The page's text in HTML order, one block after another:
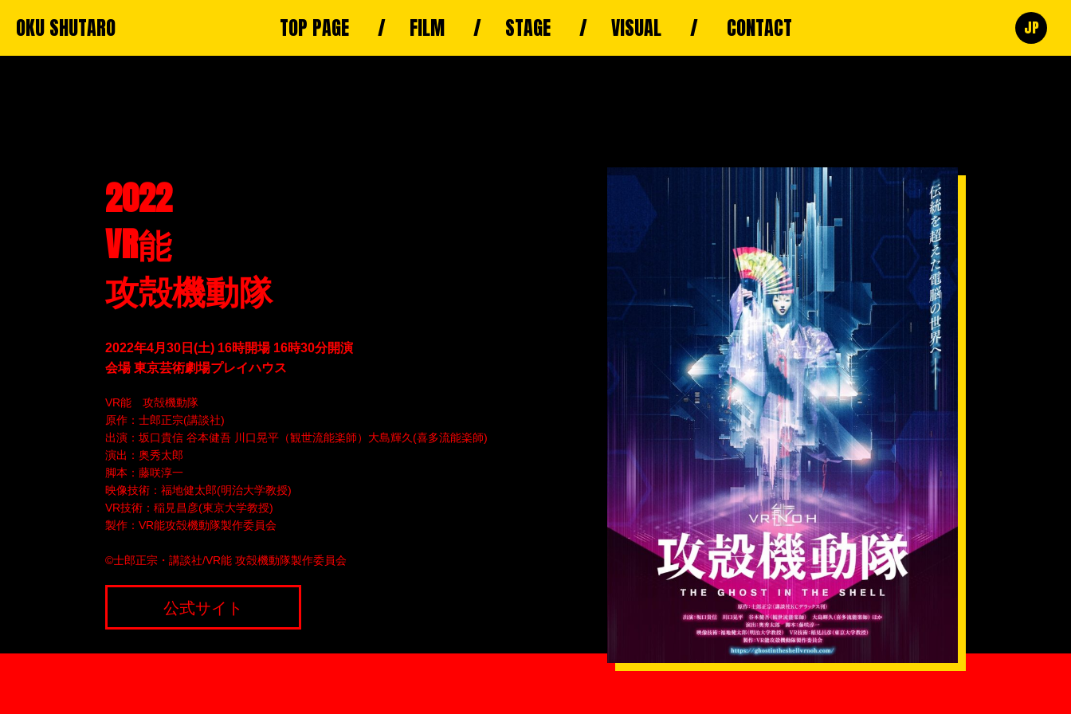
OKU SHUTARO JP
TOP PAGE FILM STAGE VISUAL CONTACT
2022
VR能
攻殻機動隊
2022年4月30日(土) 16時開場 16時30分開演
会場 東京芸術劇場プレイハウス
VR能 攻殻機動隊
原作：士郎正宗(講談社)
出演：坂口貴信 谷本健吾 川口晃平（観世流能楽師）大島輝久(喜多流能楽師)
演出：奥秀太郎
脚本：藤咲淳一
映像技術：福地健太郎(明治大学教授)
VR技術：稲見昌彦(東京大学教授)
製作：VR能攻殻機動隊製作委員会
©士郎正宗・講談社/VR能 攻殻機動隊製作委員会
公式サイト